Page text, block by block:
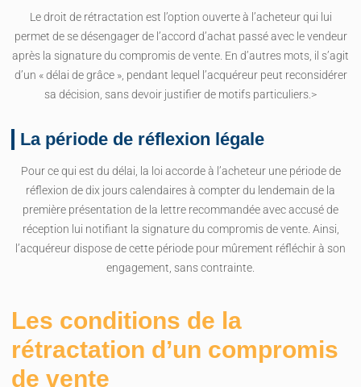
Le droit de rétractation est l’option ouverte à l’acheteur qui lui
permet de se désengager de l’accord d’achat passé avec le vendeur
après la signature du compromis de vente. En d’autres mots, il s’agit
d’un « délai de grâce », pendant lequel l’acquéreur peut reconsidérer
sa décision, sans devoir justifier de motifs particuliers.>
La période de réflexion légale
Pour ce qui est du délai, la loi accorde à l’acheteur une période de
réflexion de dix jours calendaires à compter du lendemain de la
première présentation de la lettre recommandée avec accusé de
réception lui notifiant la signature du compromis de vente. Ainsi,
l’acquéreur dispose de cette période pour mûrement réfléchir à son
engagement, sans contrainte.
Les conditions de la
rétractation d’un compromis
de vente